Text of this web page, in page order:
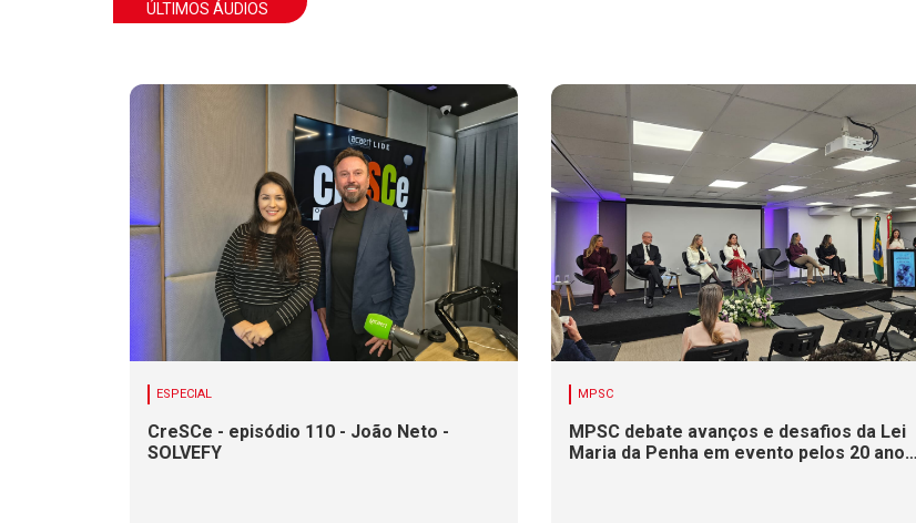
ÚLTIMOS ÁUDIOS
ESPECIAL
CreSCe - episódio 110 - João Neto -
SOLVEFY
MPSC
MPSC debate avanços e desafios da Lei
Maria da Penha em evento pelos 20 anos